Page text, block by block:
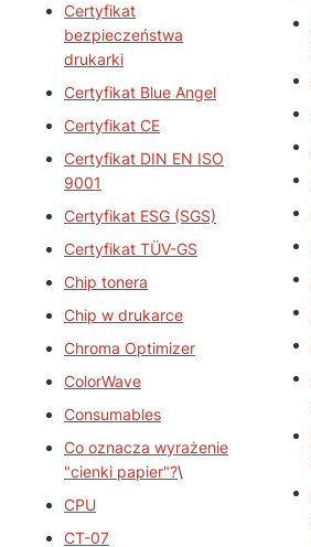
Certyfikat
bezpieczeństwa
drukarki
Certyfikat Blue Angel
Certyfikat CE
Certyfikat DIN EN ISO
9001
Certyfikat ESG (SGS)
Certyfikat TÜV-GS
Chip tonera
Chip w drukarce
Chroma Optimizer
ColorWave
Consumables
Co oznacza wyrażenie
"cienki papier"?\
CPU
CT-07